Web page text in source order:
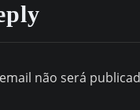
não será